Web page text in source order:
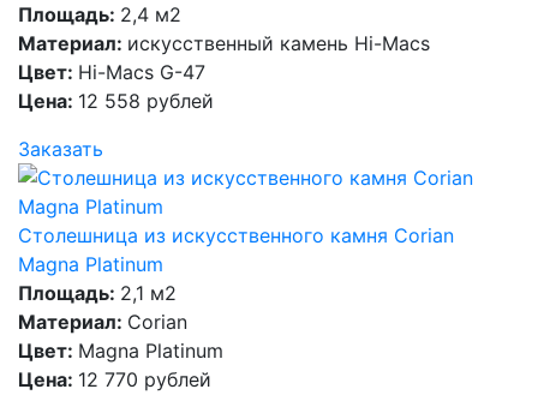
Площадь: 2,4 м2
Материал: искусственный камень Hi-Macs
Цвет: Hi-Macs G-47
Цена: 12 558 рублей
Заказать
Столешница из искусственного камня Corian
Magna Platinum
Площадь: 2,1 м2
Материал: Corian
Цвет: Magna Platinum
Цена: 12 770 рублей